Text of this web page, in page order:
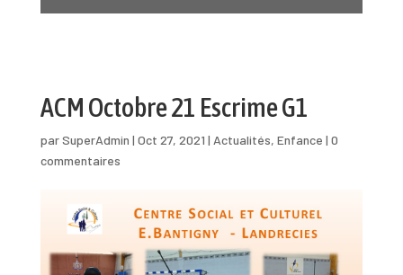
ACM Octobre 21 Escrime G1
parSuperAdmin | Oct 27, 2021 | Actualités, Enfance | 0
commentaires